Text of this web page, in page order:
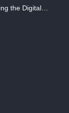
the Digital…